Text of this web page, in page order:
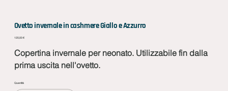
Ovetto invernale in cashmere Giallo e Azzurro
Prezzo
120,00 €
Copertina invernale per neonato. Utilizzabile fin dalla
prima uscita nell'ovetto.
Quantità